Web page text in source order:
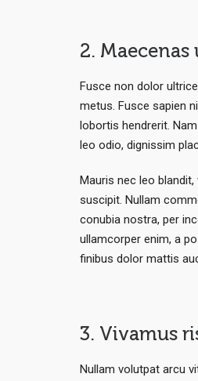
2.
Fusce non dolor
metus. Fusce sapien
lobortis hendrerit.
leo odio, dignissim
Mauris nec leo
suscipit. Nullam
conubia nostra, per
ullamcorper enim, a
finibus dolor mattis
3. Vivamus
Nullam volutpat arcu